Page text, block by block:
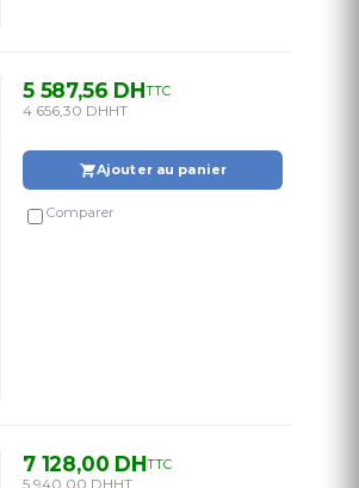
5 587,56 DHTTC
4 656,30 DHHT
Ajouter au panier
Comparer
7 128,00 DHTTC
5 940,00 DHHT